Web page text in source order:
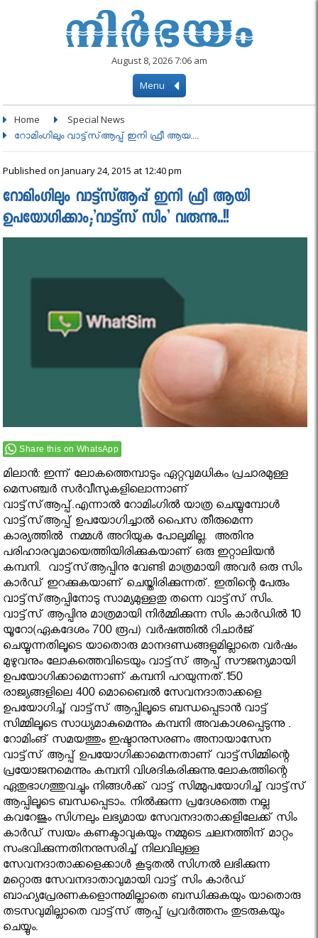
August 8, 2026 7:06 am
Menu
Home Special News
റോമിംഗിലും വാട്ട്‌സ്ആപ്പ് ഇനി ഫ്രീ ആയ....
Published on January 24, 2015 at 12:40 pm
റോമിംഗിലും വാട്ട്‌സ്ആപ്പ് ഇനി ഫ്രീ ആയി
ഉപയോഗിക്കാം;’വാട്ട്സ് സിം’ വരുന്നു..!!
Share this on WhatsApp
മിലാന്‍: ഇന്ന് ലോകത്തെമ്പാടും ഏറ്റവുമധികം പ്രചാരമുള്ള
മെസഞ്ചര്‍ സര്‍വീസുകളിലൊന്നാണ്
വാട്ട്‌സ്ആപ്പ്.എന്നാല്‍ റോമിംഗില്‍ യാത്ര ചെയ്യുമ്പോള്‍
വാട്ട്‌സ്ആപ്പ് ഉപയോഗിച്ചാല്‍ പൈസ തീരുമെന്ന
കാര്യത്തിൽ നമ്മള്‍ അറിയുക പോലുമില്ല. അതിനു
പരിഹാരവുമായെത്തിയിരിക്കുകയാണ് ഒരു ഇറ്റാലിയന്‍
കമ്പനി. വാട്ട്‌സ്ആപ്പിനു വേണ്ടി മാത്രമായി അവര്‍ ഒരു സിം
കാര്‍ഡ് ഇറക്കുകയാണ് ചെയ്തിരിക്കുന്നത്. ഇതിന്റെ പേരും
വാട്ട്‌സ്ആപ്പിനോടു സാമ്യമുള്ളതു തന്നെ വാട്ട്‌സ് സിം.
വാട്ട്‌സ് ആപ്പിനു മാത്രമായി നിര്‍മ്മിക്കുന്ന സിം കാര്‍ഡില്‍ 10
യൂറോ(ഏകദേശം 700 രൂപ) വര്‍ഷത്തില്‍ റിചാര്‍ജ്
ചെയ്യുന്നതിലൂടെ യാതൊരു മാനദണ്ഡങ്ങളുമില്ലാതെ വര്‍ഷം
മുഴുവനും ലോകത്തെവിടെയും വാട്ട്‌സ് ആപ്പ് സൗജന്യമായി
ഉപയോഗിക്കാമെന്നാണ് കമ്പനി പറയുന്നത്.150
രാജ്യങ്ങളിലെ 400 മൊബൈല്‍ സേവനദാതാക്കളെ
ഉപയോഗിച്ച് വാട്ട്‌സ് ആപ്പിലൂടെ ബന്ധപ്പെടാന്‍ വാട്ട്
സിമ്മിലൂടെ സാധ്യമാകുമെന്നും കമ്പനി അവകാശപ്പെടുന്നു .
റോമിംങ് സമയത്തും ഇഷ്ടാനുസരണം അനായാസേന
വാട്ട്‌സ് ആപ്പ് ഉപയോഗിക്കാമെന്നതാണ് വാട്ട്‌സിമ്മിന്റെ
പ്രയോജനമെന്നും കമ്പനി വിശദികരിക്കുന്നു.ലോകത്തിന്റെ
ഏതുഭാഗത്തുവച്ചും നിങ്ങള്‍ക്ക് വാട്ട് സിമ്മുപയോഗിച്ച് വാട്ട്‌സ്
ആപ്പിലൂടെ ബന്ധപ്പെടാം. നില്‍ക്കുന്ന പ്രദേശത്തെ നല്ല
കവറേജും സിഗ്നലും ലഭ്യമായ സേവനദാതാക്കളിലേക്ക് സിം
കാര്‍ഡ് സ്വയം കണക്ടാവുകയും നമ്മുടെ ചലനത്തിന് മാറ്റം
സംഭവിക്കുന്നതിനനുസരിച്ച് നിലവിലുള്ള
സേവനദാതാക്കളെക്കാള്‍ കൂടുതല്‍ സിഗ്നല്‍ ലഭിക്കുന്ന
മറ്റൊരു സേവനദാതാവുമായി വാട്ട് സിം കാര്‍ഡ്
ബാഹ്യപ്രേരണകളൊന്നുമില്ലാതെ ബന്ധിക്കുകയും യാതൊരു
തടസവുമില്ലാതെ വാട്ട്‌സ് ആപ്പ് പ്രവര്‍ത്തനം തുടരുകയും
ചെയ്യും.